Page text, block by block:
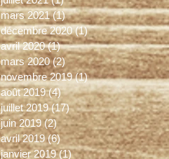
mars 2021 (1)1 post
décembre 2020 (1)1 post
avril 2020 (1)1 post
mars 2020 (2)2 posts
novembre 2019 (1)1 post
août 2019 (4)4 posts
juillet 2019 (17)17 posts
juin 2019 (2)2 posts
avril 2019 (6)6 posts
janvier 2019 (1)1 post